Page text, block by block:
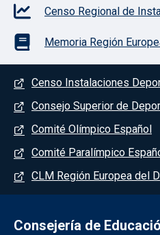
Censo Regional de
Memoria Región
Menú del pie
Censo Instalaciones
Consejo Superior de
Comité Olímpico Español
Comité Paralímpico
CLM Región Europea del
Consejería de